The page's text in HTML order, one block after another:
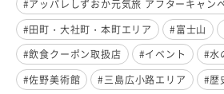
#アッパレしずおか元気旅 アフターキャン
#田町・大社町・本町エリア
#富士山
#飲食クーポン取扱店
#イベント
#水
#佐野美術館
#三島広小路エリア
#歴